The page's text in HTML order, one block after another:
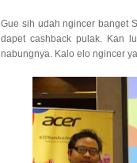
Gue sih udah ngincer banget
dapet cashback pulak. Kan
nabungnya. Kalo elo ngincer